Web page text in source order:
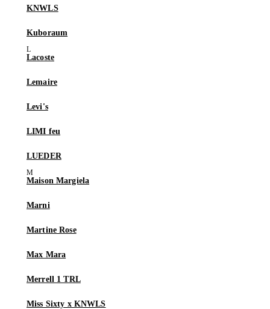
KNWLS
Kuboraum
Lacoste
Lemaire
Levi's
LIMI feu
LUEDER
Maison Margiela
Marni
Martine Rose
Max Mara
Merrell 1 TRL
Miss Sixty x KNWLS